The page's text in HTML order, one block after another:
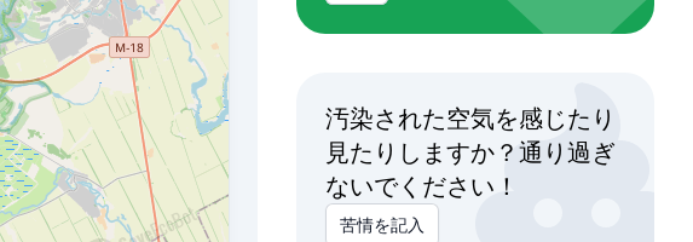
汚染された空気を感じたり
見たりしますか？通り過ぎ
ないでください！
苦情を記入